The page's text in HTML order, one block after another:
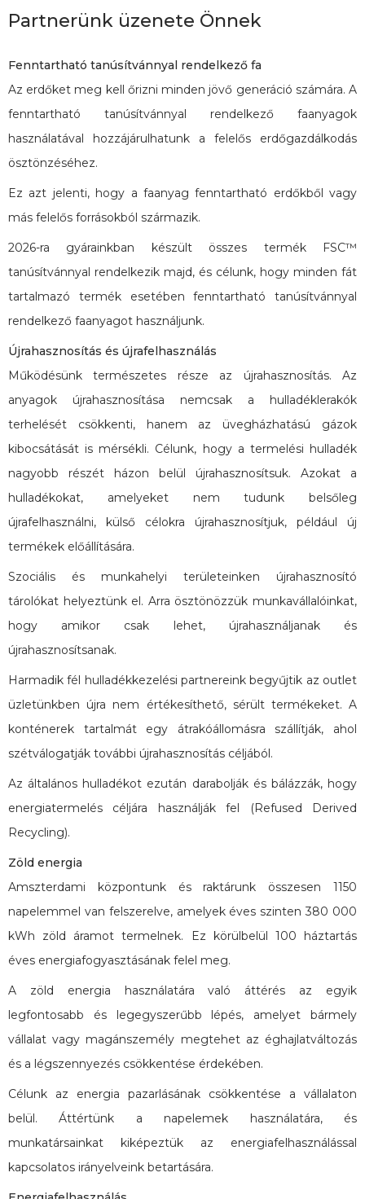
Partnerünk üzenete Önnek
Fenntartható tanúsítvánnyal rendelkező fa
Az erdőket meg kell őrizni minden jövő generáció számára. A
fenntartható tanúsítvánnyal rendelkező faanyagok
használatával hozzájárulhatunk a felelős erdőgazdálkodás
ösztönzéséhez.
Ez azt jelenti, hogy a faanyag fenntartható erdőkből vagy
más felelős forrásokból származik.
2026-ra gyárainkban készült összes termék FSC™
tanúsítvánnyal rendelkezik majd, és célunk, hogy minden fát
tartalmazó termék esetében fenntartható tanúsítvánnyal
rendelkező faanyagot használjunk.
Újrahasznosítás és újrafelhasználás
Működésünk természetes része az újrahasznosítás. Az
anyagok újrahasznosítása nemcsak a hulladéklerakók
terhelését csökkenti, hanem az üvegházhatású gázok
kibocsátását is mérsékli. Célunk, hogy a termelési hulladék
nagyobb részét házon belül újrahasznosítsuk. Azokat a
hulladékokat, amelyeket nem tudunk belsőleg
újrafelhasználni, külső célokra újrahasznosítjuk, például új
termékek előállítására.
Szociális és munkahelyi területeinken újrahasznosító
tárolókat helyeztünk el. Arra ösztönözzük munkavállalóinkat,
hogy amikor csak lehet, újrahasználjanak és
újrahasznosítsanak.
Harmadik fél hulladékkezelési partnereink begyűjtik az outlet
üzletünkben újra nem értékesíthető, sérült termékeket. A
konténerek tartalmát egy átrakóállomásra szállítják, ahol
szétválogatják további újrahasznosítás céljából.
Az általános hulladékot ezután darabolják és bálázzák, hogy
energiatermelés céljára használják fel (Refused Derived
Recycling).
Zöld energia
Amszterdami központunk és raktárunk összesen 1150
napelemmel van felszerelve, amelyek éves szinten 380 000
kWh zöld áramot termelnek. Ez körülbelül 100 háztartás
éves energiafogyasztásának felel meg.
A zöld energia használatára való áttérés az egyik
legfontosabb és legegyszerűbb lépés, amelyet bármely
vállalat vagy magánszemély megtehet az éghajlatváltozás
és a légszennyezés csökkentése érdekében.
Célunk az energia pazarlásának csökkentése a vállalaton
belül. Áttértünk a napelemek használatára, és
munkatársainkat kiképeztük az energiafelhasználással
kapcsolatos irányelveink betartására.